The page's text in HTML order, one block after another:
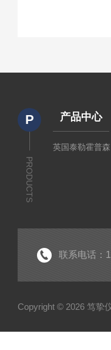
P
PRODUCTS
产品中心
英国泰勒霍普
联系电话：
Copyright © 2026 笃挚